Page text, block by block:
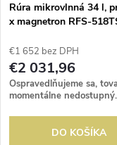
Rúra mikrovlnná 34 l,
x magnetron RFS-
€1 652 bez DPH
€2 031,96
Ospravedlňujeme sa,
momentálne nedostupný.
DO KOŠÍKA